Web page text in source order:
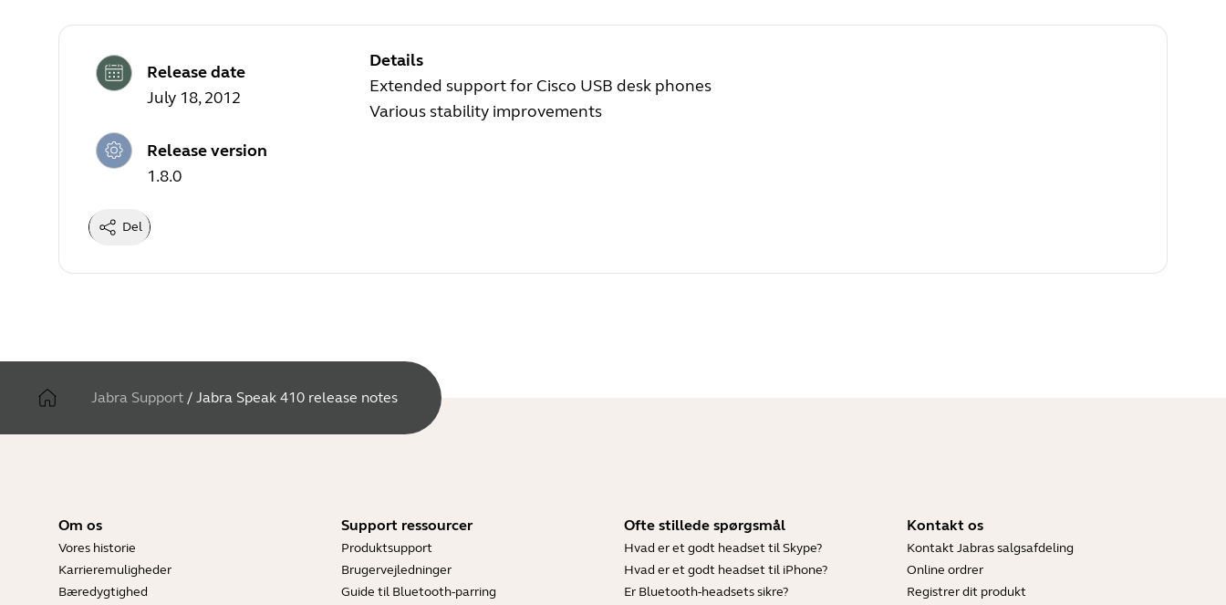
Release date
July 18, 2012
Release version
1.8.0
Details
Extended support for Cisco USB desk phones
Various stability improvements
Del
Jabra Support / Jabra Speak 410 release notes
Om os
Vores historie
Karrieremuligheder
Bæredygtighed
Support ressourcer
Produktsupport
Brugervejledninger
Guide til Bluetooth-parring
Ofte stillede spørgsmål
Hvad er et godt headset til Skype?
Hvad er et godt headset til iPhone?
Er Bluetooth-headsets sikre?
Kontakt os
Kontakt Jabras salgsafdeling
Online ordrer
Registrer dit produkt